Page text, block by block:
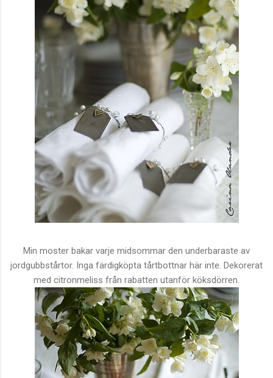
Min moster bakar varje midsommar den underbaraste av
jordgubbstårtor. Inga färdigköpta tårtbottnar här inte. Dekorerat
med citronmeliss från rabatten utanför köksdörren.